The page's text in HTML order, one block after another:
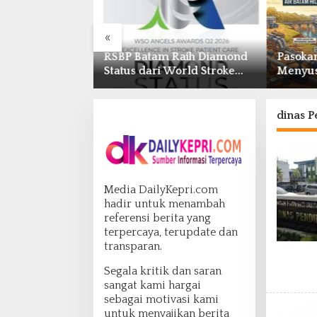
«
Pasokan Air Waduk Nongsa
Menyusut, Air Batam Hilir
Optimalkan Rekayasa Suplai
BP
Batam
Media DailyKepri.com
hadir untuk menambah
referensi berita yang
terpercaya, terupdate dan
transparan.
Segala kritik dan saran
sangat kami hargai
sebagai motivasi kami
untuk menyajikan berita
dinas